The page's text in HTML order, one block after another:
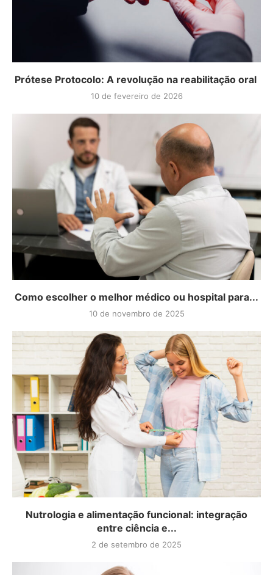
Prótese Protocolo: A revolução na reabilitação oral
10 de fevereiro de 2026
Como escolher o melhor médico ou hospital para...
10 de novembro de 2025
Nutrologia e alimentação funcional: integração
entre ciência e...
2 de setembro de 2025